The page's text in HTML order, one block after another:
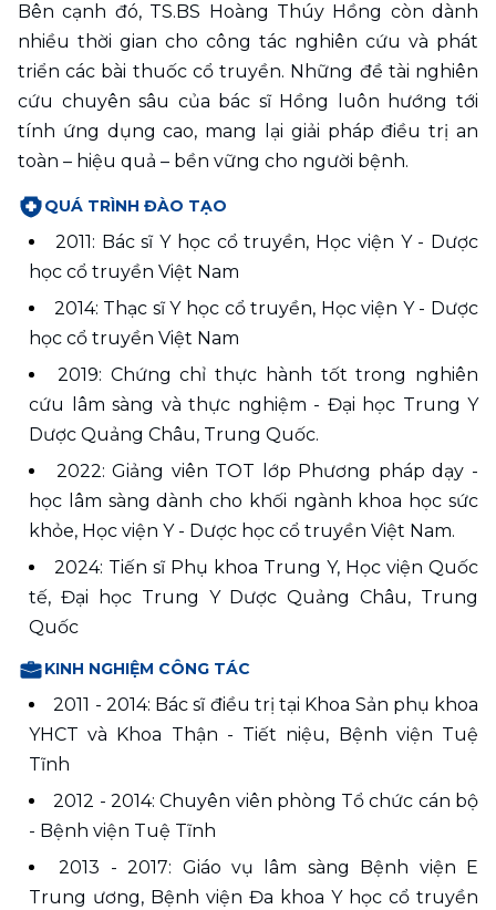
Bên cạnh đó, TS.BS Hoàng Thúy Hồng còn dành
nhiều thời gian cho công tác nghiên cứu và phát
triển các bài thuốc cổ truyền. Những đề tài nghiên
cứu chuyên sâu của bác sĩ Hồng luôn hướng tới
tính ứng dụng cao, mang lại giải pháp điều trị an
toàn – hiệu quả – bền vững cho người bệnh.
QUÁ TRÌNH ĐÀO TẠO
2011: Bác sĩ Y học cổ truyền, Học viện Y - Dược
học cổ truyền Việt Nam
2014: Thạc sĩ Y học cổ truyền, Học viện Y - Dược
học cổ truyền Việt Nam
2019: Chứng chỉ thực hành tốt trong nghiên
cứu lâm sàng và thực nghiệm - Đại học Trung Y
Dược Quảng Châu, Trung Quốc.
2022: Giảng viên TOT lớp Phương pháp dạy -
học lâm sàng dành cho khối ngành khoa học sức
khỏe, Học viện Y - Dược học cổ truyền Việt Nam.
2024: Tiến sĩ Phụ khoa Trung Y, Học viện Quốc
tế, Đại học Trung Y Dược Quảng Châu, Trung
KINH NGHIỆM CÔNG TÁC
2011 - 2014: Bác sĩ điều trị tại Khoa Sản phụ khoa
YHCT và Khoa Thận - Tiết niệu, Bệnh viện Tuệ
Tĩnh
2012 - 2014: Chuyên viên phòng Tổ chức cán bộ
- Bệnh viện Tuệ Tĩnh
2013 - 2017: Giáo vụ lâm sàng Bệnh viện E
Trung ương, Bệnh viện Đa khoa Y học cổ truyền